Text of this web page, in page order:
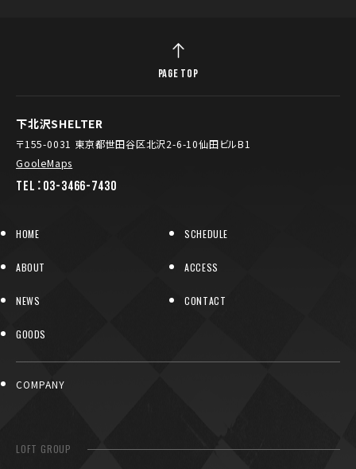
下北沢SHELTER
〒155-0031 東京都世田谷区北沢2-6-10仙田ビルB1
GooleMaps
TEL：03-3466-7430
HOME SCHEDULE
ABOUT ACCESS
NEWS CONTACT
GOODS
COMPANY
LOFT GROUP
PAGE TOP